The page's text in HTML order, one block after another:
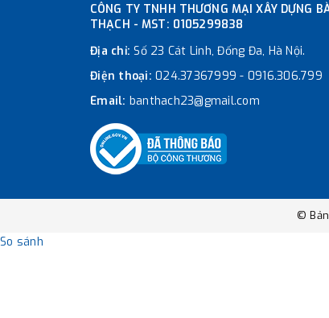
CÔNG TY TNHH THƯƠNG MẠI XÂY DỰNG
THẠCH - MST: 0105299838
Địa chỉ:Số 23 Cát Linh, Đống Đa, Hà Nội.
Điện thoại: 024.37367999 - 0916.306.799
Email: banthach23@gmail.com
©
So sánh